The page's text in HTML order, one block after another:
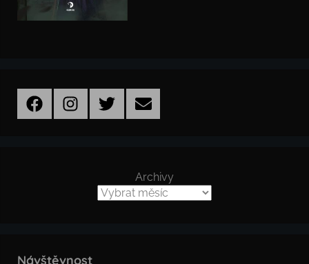
FacebookInstagramTwitter Email
Archivy
Návštěvnost